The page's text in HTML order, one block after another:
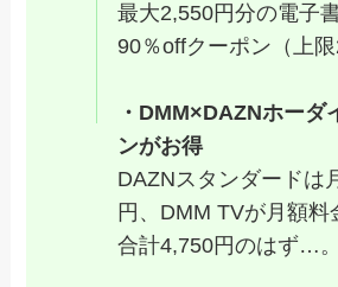
最大2,550円分の電子
90％offクーポン（上限
・DMM×DAZNホーダ
ンがお得
DAZNスタンダードは
円、DMM TVが月額料
合計4,750円のはず…。